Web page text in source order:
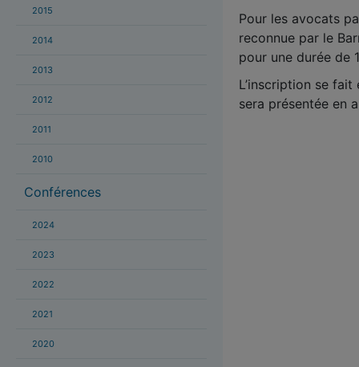
2015
2014
2013
2012
2011
2010
Conférences
2024
2023
2022
2021
2020
Pour les avocats
reconnue par le
pour une durée de
L’inscription se
sera présentée en